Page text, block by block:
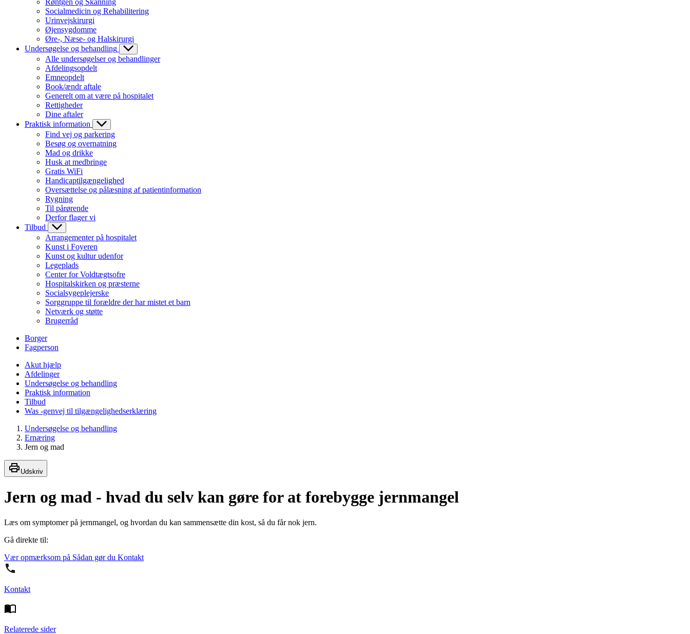
Røntgen og Skanning
Socialmedicin og Rehabilitering
Urinvejskirurgi
Øjensygdomme
Øre-, Næse- og Halskirurgi
Undersøgelse og behandling
Alle undersøgelser og behandlinger
Afdelingsopdelt
Emneopdelt
Book/ændr aftale
Generelt om at være på hospitalet
Rettigheder
Dine aftaler
Praktisk information
Find vej og parkering
Besøg og overnatning
Mad og drikke
Husk at medbringe
Gratis WiFi
Handicaptilgængelighed
Oversættelse og pålæsning af patientinformation
Rygning
Til pårørende
Derfor flager vi
Tilbud
Arrangementer på hospitalet
Kunst i Foyeren
Kunst og kultur udenfor
Legeplads
Center for Voldtægtsofre
Hospitalskirken og præsterne
Socialsygeplejerske
Sorggruppe til forældre der har mistet et barn
Netværk og støtte
Brugerråd
Borger
Fagperson
Akut hjælp
Afdelinger
Undersøgelse og behandling
Praktisk information
Tilbud
Was -genvej til tilgængelighedserklæring
Undersøgelse og behandling
Ernæring
Jern og mad
Udskriv
Jern og mad - hvad du selv kan gøre for at forebygge jernmangel
Læs om symptomer på jernmangel, og hvordan du kan sammensætte din kost, så du får nok jern.
Gå direkte til:
Vær opmærksom på Sådan gør du Kontakt
Kontakt
Relaterede sider